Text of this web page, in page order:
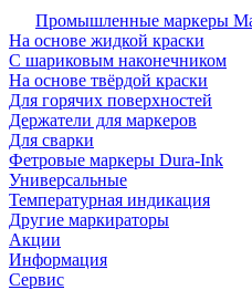
Промышленные маркеры
На основе жидкой краски
С шариковым наконечником
На основе твёрдой краски
Для горячих поверхностей
Держатели для маркеров
Для сварки
Фетровые маркеры Dura-Ink
Универсальные
Температурная индикация
Другие маркираторы
Акции
Информация
Сервис